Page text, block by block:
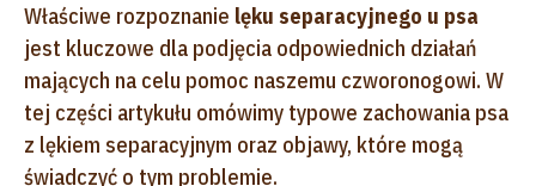
Właściwe rozpoznanie lęku separacyjnego u psa
jest kluczowe dla podjęcia odpowiednich działań
mających na celu pomoc naszemu czworonogowi. W
tej części artykułu omówimy typowe zachowania psa
z lękiem separacyjnym oraz objawy, które mogą
świadczyć o tym problemie.